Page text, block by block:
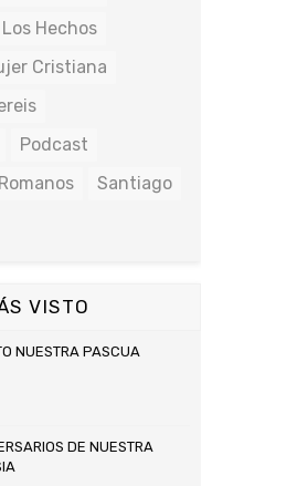
Los Hechos
Cristiana
Podcast
Romanos
Santiago
VISTO
NUESTRA PASCUA
DE NUESTRA